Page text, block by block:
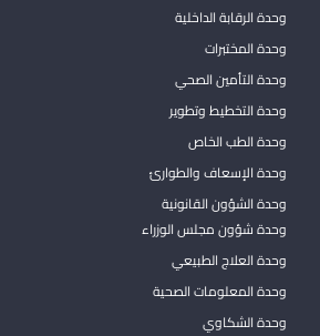
وحدة الرقابة الداخلية
وحدة المختبرات
وحدة التأمين الصحي
وحدة التخطيط وتطوير
وحدة الطب الخاص
وحدة الإسعاف والطوارئ
وحدة الشؤون القانونية
وحدة شؤون مجلس الوزراء
وحدة العلاج الطبيعي
وحدة المعلومات الصحية
وحدة الشكاوي